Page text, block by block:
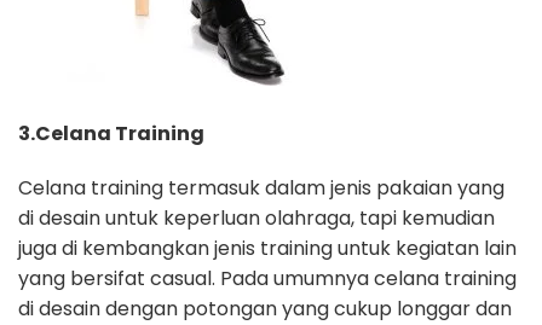
3.Celana Training
Celana training termasuk dalam jenis pakaian yang
di desain untuk keperluan olahraga, tapi kemudian
juga di kembangkan jenis training untuk kegiatan lain
yang bersifat casual. Pada umumnya celana training
di desain dengan potongan yang cukup longgar dan